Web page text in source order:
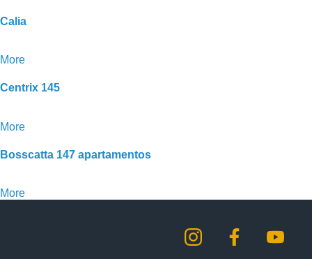
Calia
More
Centrix 145
More
Bosscatta 147 apartamentos
More